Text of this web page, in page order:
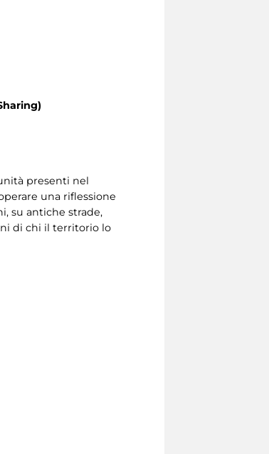
presenti nel
una riflessione
su antiche strade,
di chi il territorio lo